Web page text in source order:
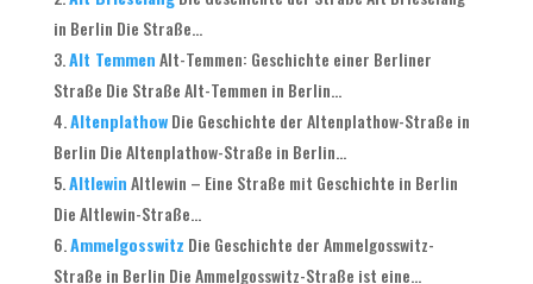
in Berlin Die Straße...
Alt TemmenAlt-Temmen: Geschichte einer Berliner
Straße Die Straße Alt-Temmen in Berlin...
Altenplathow Die Geschichte der Altenplathow-Straße in
Berlin Die Altenplathow-Straße in Berlin...
AltlewinAltlewin – Eine Straße mit Geschichte in Berlin
Die Altlewin-Straße...
Ammelgosswitz Die Geschichte der Ammelgosswitz-
Straße in Berlin Die Ammelgosswitz-Straße ist eine...